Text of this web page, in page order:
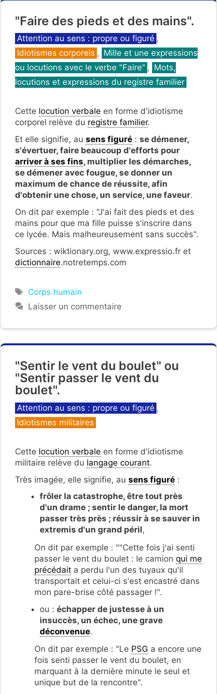
"Faire des pieds et des mains".
Catégories
Attention au sens : propre ou figuré ,
Idiotismes corporels , Mille et une expressions
ou locutions avec le verbe "Faire" , Mots,
locutions et expressions du registre familier
Cette locution verbale en forme d'idiotisme
corporel relève du registre familier.
Et elle signifie, au sens figuré : se démener,
s'évertuer, faire beaucoup d'efforts pour
arriver à ses fins, multiplier les démarches,
se démener avec fougue, se donner un
maximum de chance de réussite, afin
d'obtenir une chose, un service, une faveur.
On dit par exemple : "J'ai fait des pieds et des
mains pour que ma fille puisse s'inscrire dans
ce lycée. Mais malheureusement sans succès".
Sources : wiktionary.org, www.expressio.fr et
dictionnaire.notretemps.com
Étiquettes
Corps humain
Laisser un commentaire
"Sentir le vent du boulet" ou
"Sentir passer le vent du
boulet".
Catégories
Attention au sens : propre ou figuré ,
Idiotismes militaires
Cette locution verbale en forme d'idiotisme
militaire relève du langage courant.
Très imagée, elle signifie, au sens figuré :
frôler la catastrophe, être tout près
d'un drame ; sentir le danger, la mort
passer très près ; réussir à se sauver in
extremis d'un grand péril,
On dit par exemple : ""Cette fois j'ai senti
passer le vent du boulet : le camion qui me
précédait a perdu l'un des tuyaux qu'il
transportait et celui-ci s'est encastré dans
mon pare-brise côté passager !".
ou : échapper de justesse à un
insuccès, un échec, une grave
déconvenue.
On dit par exemple : "Le PSG a encore une
fois senti passer le vent du boulet, en
marquant à la dernière minute le seul et
unique but de la rencontre".